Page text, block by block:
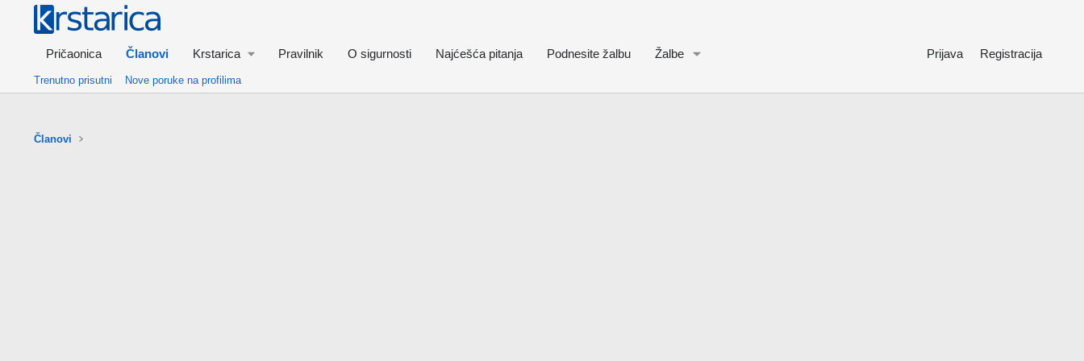
Pričaonica Članovi Krstarica Pravilnik O sigurnosti Najćešća pitanja Podnesite žalbu Žalbe Prijava Registracija
Trenutno prisutni Nove poruke na profilima
Članovi